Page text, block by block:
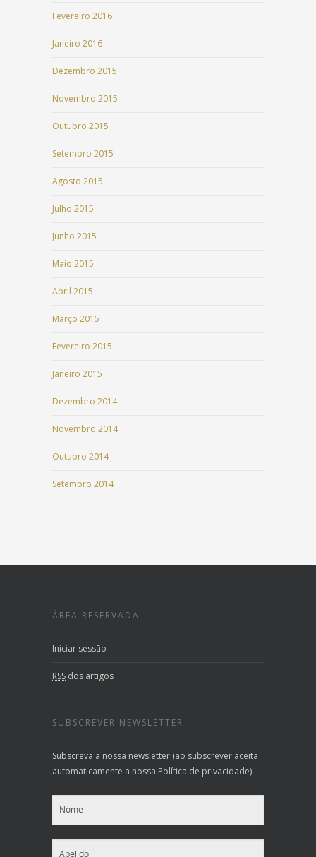
Fevereiro 2016
Janeiro 2016
Dezembro 2015
Novembro 2015
Outubro 2015
Setembro 2015
Agosto 2015
Julho 2015
Junho 2015
Maio 2015
Abril 2015
Março 2015
Fevereiro 2015
Janeiro 2015
Dezembro 2014
Novembro 2014
Outubro 2014
Setembro 2014
ÁREA RESERVADA
Iniciar sessão
RSS dos artigos
SUBSCREVER NEWSLETTER
Subscreva a nossa newsletter (ao subscrever aceita
automaticamente a nossa Política de privacidade)